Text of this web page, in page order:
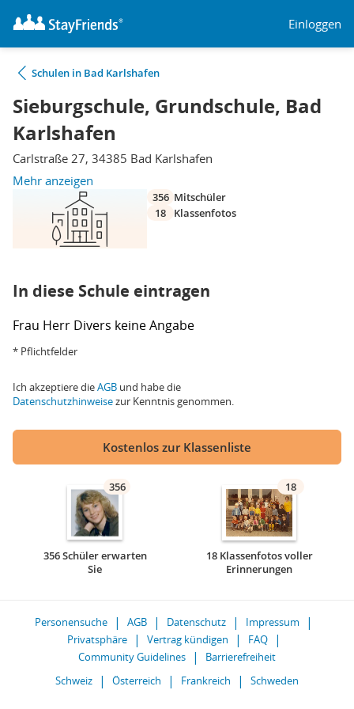
Einloggen
Schulen in Bad Karlshafen
Sieburgschule, Grundschule, Bad
Karlshafen
Carlstraße 27, 34385 Bad Karlshafen
Mehr anzeigen
356 Mitschüler
18
Klassenfotos
In diese Schule eintragen
Frau Herr Divers keine Angabe
* Pflichtfelder
Ich akzeptiere dieAGB und habe die
Datenschutzhinweisezur Kenntnis genommen.
Kostenlos zur Klassenliste
356
356 Schüler erwarten
Sie
18
18 Klassenfotos voller
Erinnerungen
Personensuche AGB Datenschutz
Impressum
Privatsphäre
Vertrag kündigen
FAQ
Community Guidelines
Barrierefreiheit
Schweiz
Österreich Frankreich Schweden